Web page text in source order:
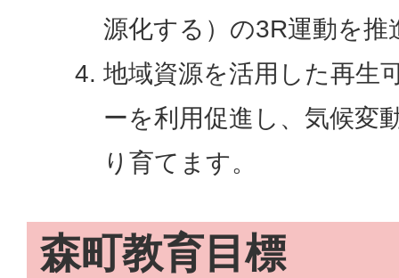
源化する）の3R運動を推
地域資源を活用した再生
ーを利用促進し、気候変
り育てます。
森町教育目標